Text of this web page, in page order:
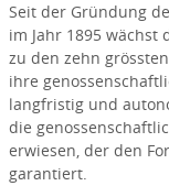
Seit der Gründung
im Jahr 1895
zu den zehn
ihre
langfristig und
die
erwiesen, der den
garantiert.